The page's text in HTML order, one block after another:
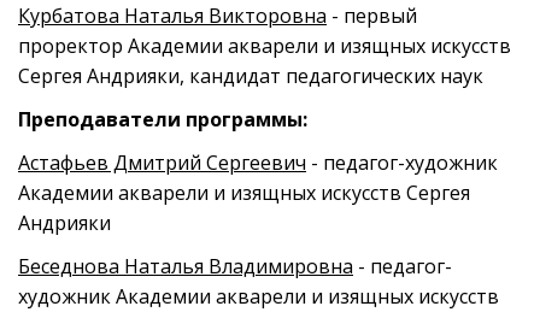
Курбатова Наталья Викторовна - первый
проректор Академии акварели и изящных искусств
Сергея Андрияки, кандидат педагогических наук
Преподаватели программы:
Астафьев Дмитрий Сергеевич - педагог-художник
Академии акварели и изящных искусств Сергея
Андрияки
Беседнова Наталья Владимировна - педагог-
художник Академии акварели и изящных искусств